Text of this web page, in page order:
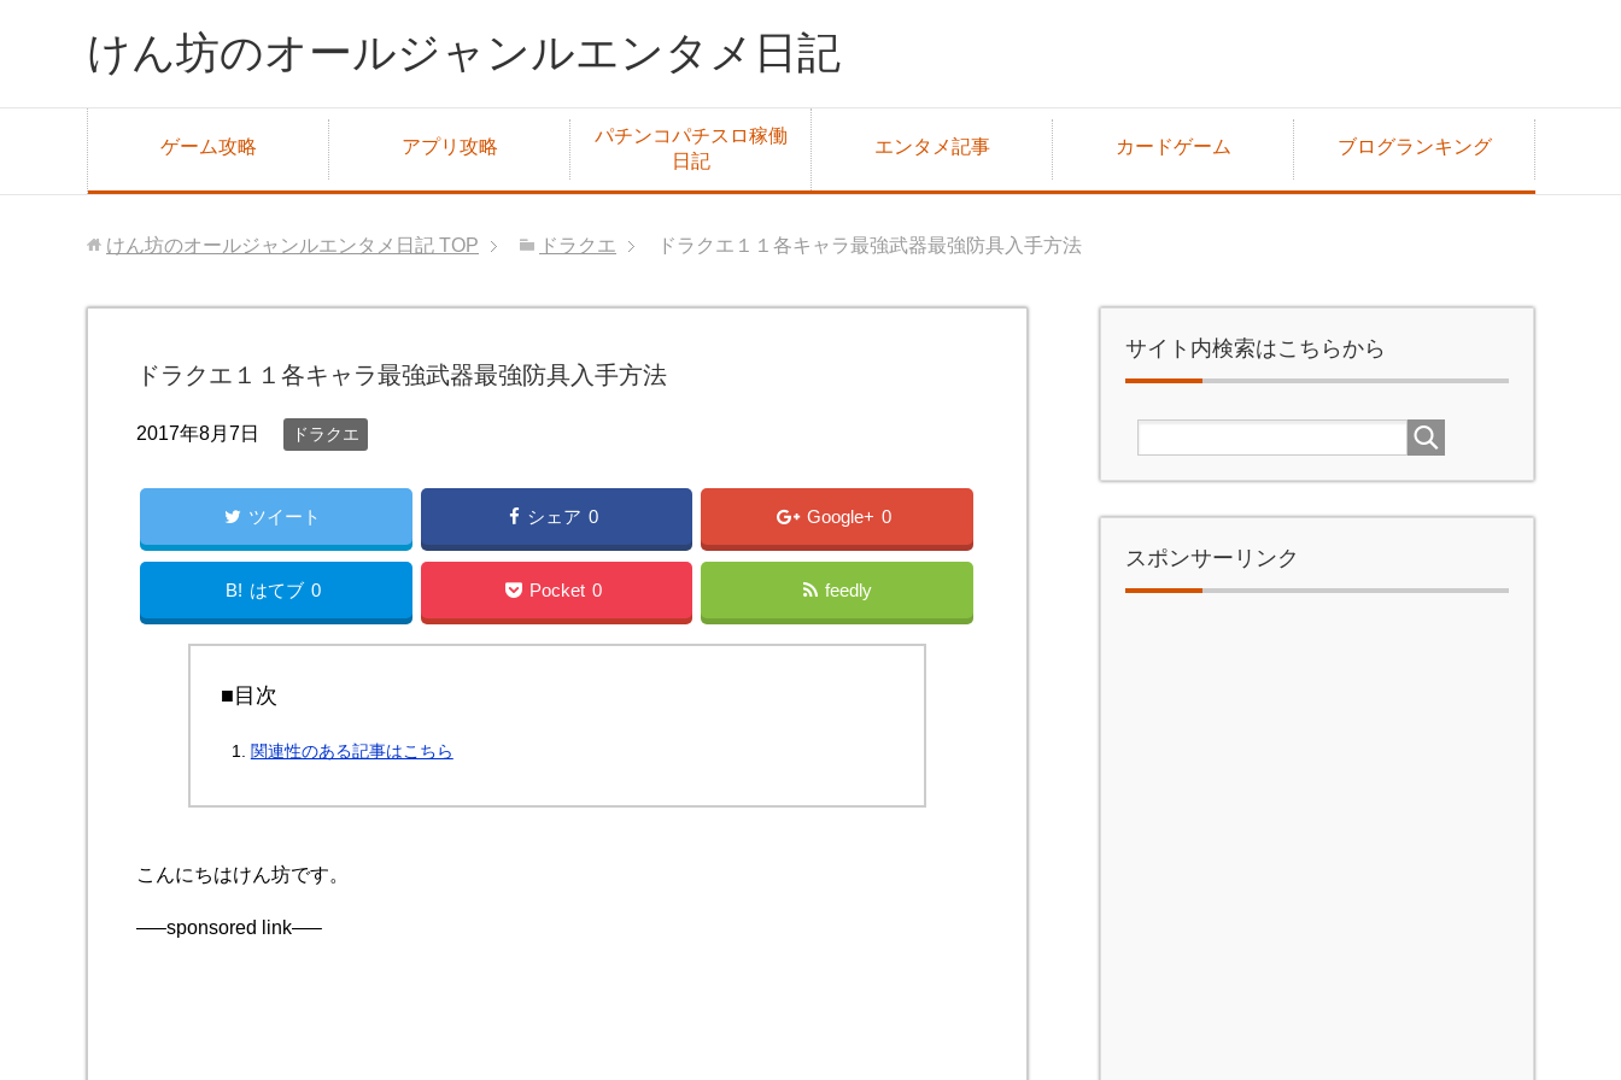
けん坊のオールジャンルエンタメ日記
ゲーム攻略 アプリ攻略
パチンコパチスロ稼働
日記
エンタメ記事 カードゲーム ブログランキング
けん坊のオールジャンルエンタメ日記 TOP ドラクエ ドラクエ１１各キャラ最強武器最強防具入手方法
ドラクエ１１各キャラ最強武器最強防具入手方法
2017年8月7日 ドラクエ
ツイート シェア 0 Google+ 0
B! はてブ 0 Pocket 0 feedly
■目次
関連性のある記事はこちら
こんにちはけん坊です。
—–sponsored link—–
サイト内検索はこちらから
スポンサーリンク